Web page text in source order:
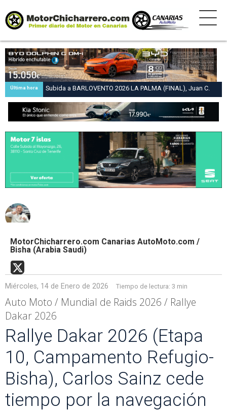
Última hora
Subida a BARLOVENTO 2026 LA PALMA (FINAL), Juan C.
Brito y Carlos A. Pérez hacen suya la victoria en la 47 Subida
a Barlovento
MotorChicharrero.com Canarias AutoMoto.com /
Bisha (Arabia Saudi)
Miércoles, 14 de Enero de 2026 Tiempo de lectura: 3 min
Auto Moto / Mundial de Raids 2026 / Rallye
Dakar 2026
Rallye Dakar 2026 (Etapa
10, Campamento Refugio-
Bisha), Carlos Sainz cede
tiempo por la navegación